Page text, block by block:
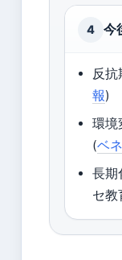
4 今
反抗
報)
環境
(ベ
長期
セ教